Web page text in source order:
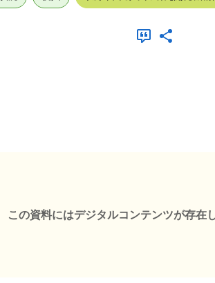
この資料にはデジタルコンテンツが存在